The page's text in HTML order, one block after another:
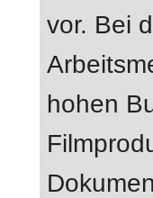
vor. Bei
hohen